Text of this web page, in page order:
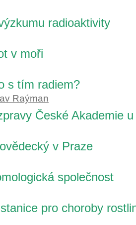
radioaktivity
v moři
s tím radiem?
Raýman
České Akademie
v Praze
společnost
pro choroby